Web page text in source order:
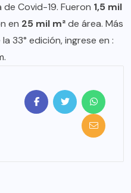
Covid-19. Fueron 1,5 mil
en 25 mil m²de área. Más
33° edición, ingrese en :
.